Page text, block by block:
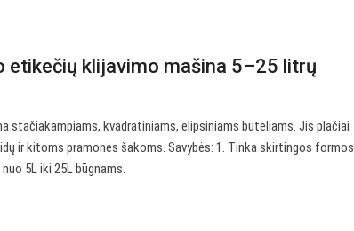
etikečių klijavimo mašina 5–25 litrų
stačiakampiams, kvadratiniams, elipsiniams buteliams. Jis plačiai
ir kitoms pramonės šakoms. Savybės: 1. Tinka skirtingos formos
5L iki 25L būgnams.